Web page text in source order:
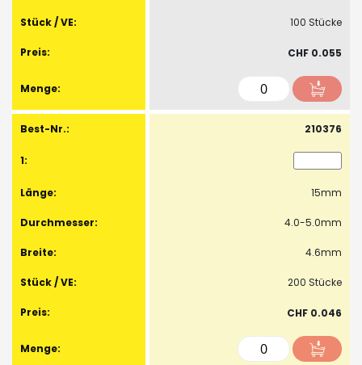
100 Stücke
CHF 0.055
210376
15mm
4.0-5.0mm
4.6mm
200 Stücke
CHF 0.046